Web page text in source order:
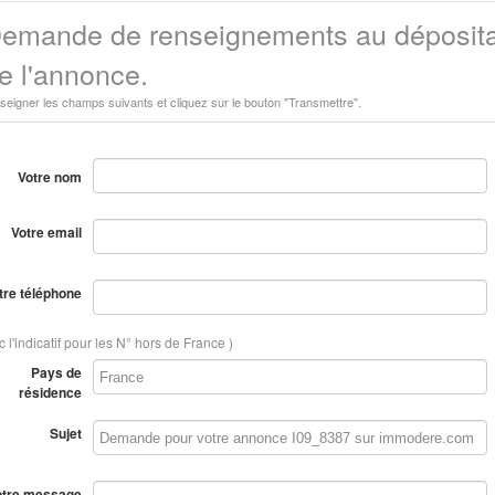
de renseignements au
l'annonce.
les champs suivants et cliquez sur le bouton "Transmettre".
Votre nom
Votre email
téléphone
l'indicatif pour les N° hors de France )
Pays de
résidence
Sujet